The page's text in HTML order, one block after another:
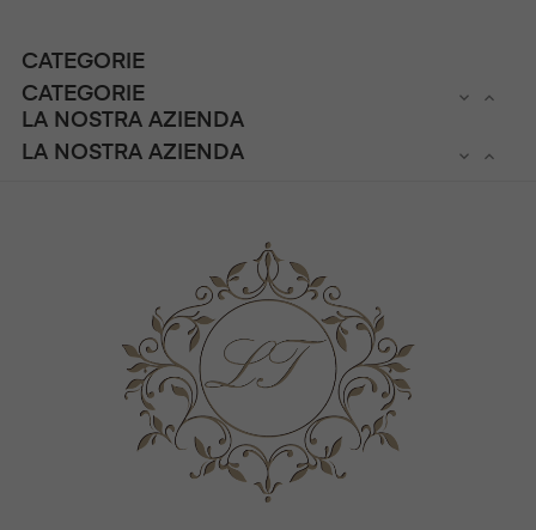
CATEGORIE
CATEGORIE
 
LA NOSTRA AZIENDA
LA NOSTRA AZIENDA
 